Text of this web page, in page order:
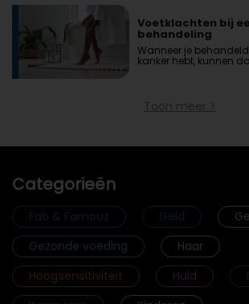
Voetklachten bij
behandeling
Wanneer je
kanker hebt, kunnen
Toon meer >
Categorieën
Fab & Famouz Geld
Gezonde voeding
Haar
Hoogsensitiviteit
Huid